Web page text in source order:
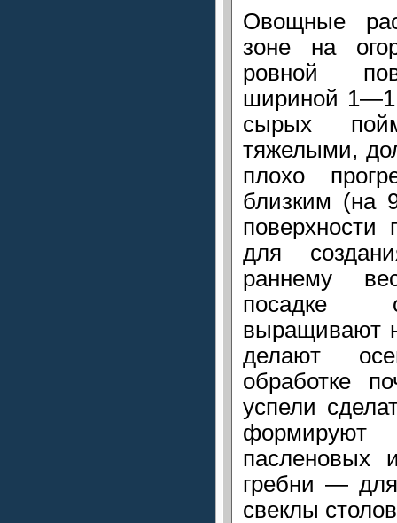
Овощные
зоне на
ровной
шириной
сырых
тяжелыми,
плохо
близким (на
поверхности
для
раннему
посадке
выращивают
делают
обработке
успели
пасленовых
гребни —
свеклы